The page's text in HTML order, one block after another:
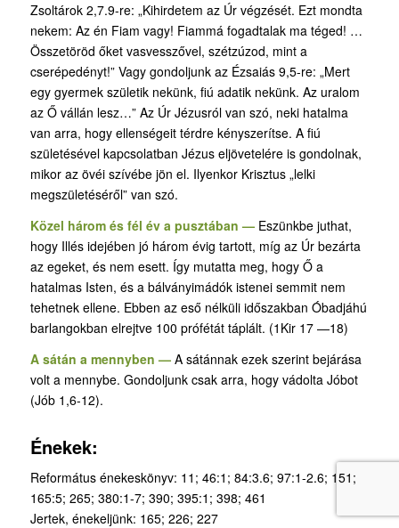
Zsoltárok 2,7.9-re: „Kihirdetem az Úr végzését. Ezt mondta
nekem: Az én Fiam vagy! Fiammá fogadtalak ma téged! …
Összetöröd őket vasvesszővel, szétzúzod, mint a
cserépedényt!” Vagy gondoljunk az Ézsaiás 9,5-re: „Mert
egy gyermek születik nekünk, fiú adatik nekünk. Az uralom
az Ő vállán lesz…” Az Úr Jézusról van szó, neki hatalma
van arra, hogy ellenségeit térdre kényszerítse. A fiú
születésével kapcsolatban Jézus eljövetelére is gondolnak,
mikor az övéi szívébe jön el. Ilyenkor Krisztus „lelki
megszületéséről” van szó.
Közel három és fél év a pusztában — Eszünkbe juthat,
hogy Illés idejében jó három évig tartott, míg az Úr bezárta
az egeket, és nem esett. Így mutatta meg, hogy Ő a
hatalmas Isten, és a bálványimádók istenei semmit nem
tehetnek ellene. Ebben az eső nélküli időszakban Óbadjáhú
barlangokban elrejtve 100 prófétát táplált. (1Kir 17 —18)
A sátán a mennyben — A sátánnak ezek szerint bejárása
volt a mennybe. Gondoljunk csak arra, hogy vádolta Jóbot
(Jób 1,6-12).
Énekek:
Református énekeskönyv: 11; 46:1; 84:3.6; 97:1-2.6; 151;
165:5; 265; 380:1-7; 390; 395:1; 398; 461
Jertek, énekeljünk: 165; 226; 227